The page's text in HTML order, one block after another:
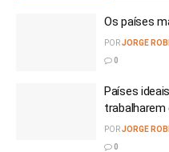
Os países
PORJORGE
0
Países
trabalharem
PORJORGE
0